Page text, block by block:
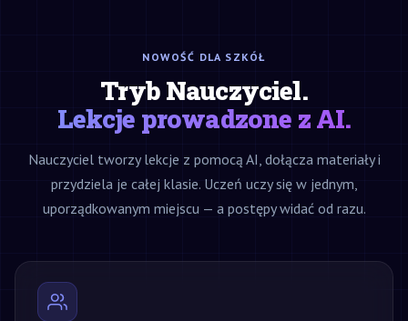
NOWOŚĆ DLA SZKÓŁ
Tryb Nauczyciel.
Lekcje prowadzone z AI.
Nauczyciel tworzy lekcje z pomocą AI, dołącza materiały i
przydziela je całej klasie. Uczeń uczy się w jednym,
uporządkowanym miejscu — a postępy widać od razu.